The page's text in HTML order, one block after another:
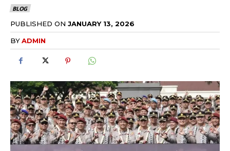
BLOG
PUBLISHED ON JANUARY 13, 2026
BYADMIN